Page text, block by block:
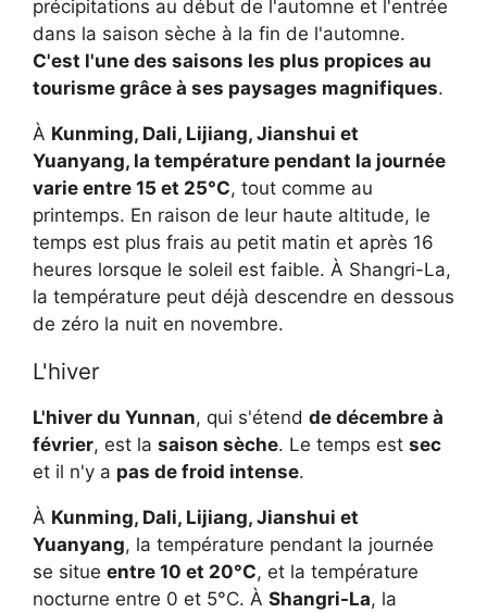
précipitations au début de l'automne et l'entrée
dans la saison sèche à la fin de l'automne.
C'est l'une des saisons les plus propices au
tourisme grâce à ses paysages magnifiques.
À Kunming, Dali, Lijiang, Jianshui et
Yuanyang, la température pendant la journée
varie entre 15 et 25°C, tout comme au
printemps. En raison de leur haute altitude, le
temps est plus frais au petit matin et après 16
heures lorsque le soleil est faible. À Shangri-La,
la température peut déjà descendre en dessous
de zéro la nuit en novembre.
L'hiver
L'hiver du Yunnan, qui s'étend de décembre à
février, est la saison sèche. Le temps est sec
et il n'y a pas de froid intense.
À Kunming, Dali, Lijiang, Jianshui et
Yuanyang, la température pendant la journée
se situe entre 10 et 20°C, et la température
nocturne entre 0 et 5°C. À Shangri-La, la